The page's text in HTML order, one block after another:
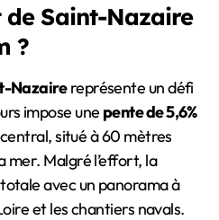
de Saint-Nazaire
?
Nazairereprésente un défi
impose une pente de 5,6%
situé à 60 mètres
mer. Malgré l’effort, la
avec un panorama à
et les chantiers navals.